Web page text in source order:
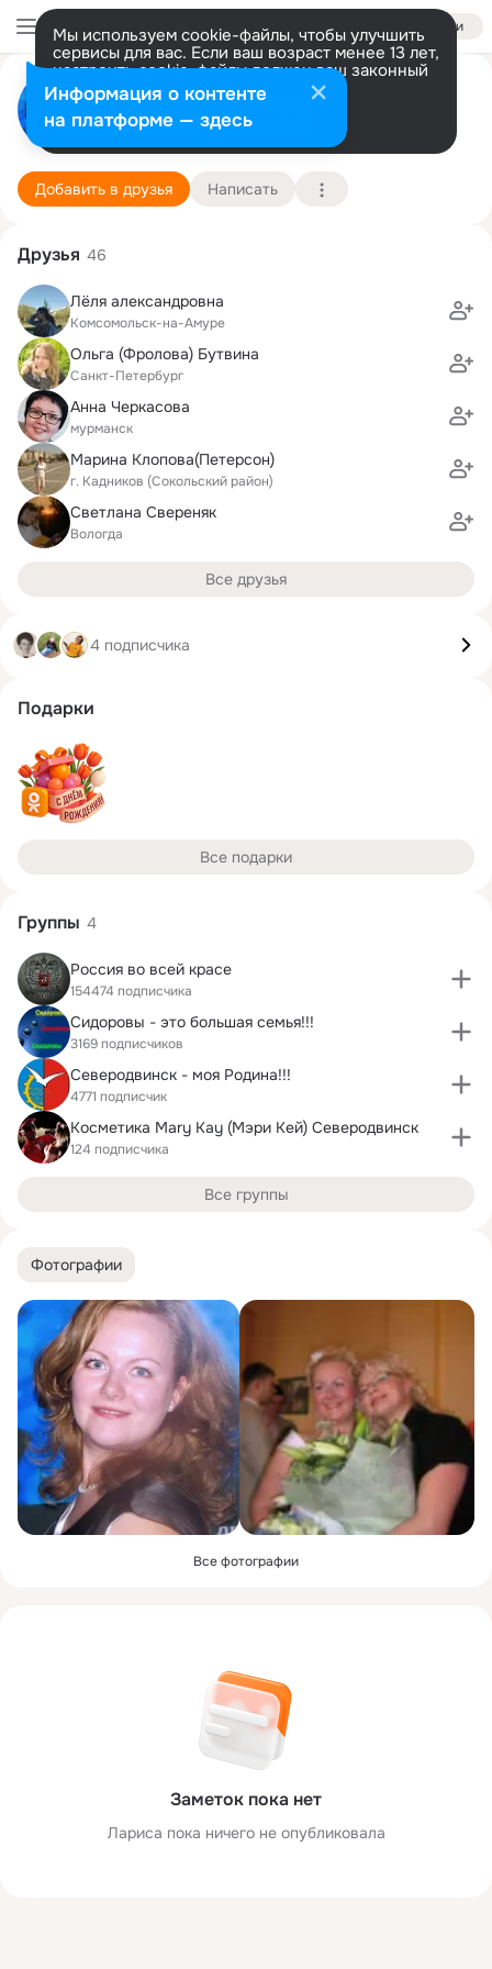
Войти
Мы используем cookie-файлы, чтобы улучшить
сервисы для вас. Если ваш возраст менее 13 лет,
настроить cookie-файлы должен ваш законный
представитель. Больше информации
Разрешить все Настроить
Лариса Клопова (Сидорова)
Вологда 18 октября (45 лет)
Подробнее
Добавить в друзья Написать
Фотографии
Все фотографии
Заметок пока нет
Лариса пока ничего не опубликовала
Друзья 46
Лёля александровна
Комсомольск-на-Амуре
Ольга (Фролова) Бутвина
Санкт-Петербург
Анна Черкасова
мурманск
Марина Клопова(Петерсон)
г. Кадников (Сокольский район)
Светлана Свереняк
Вологда
Все друзья
4 подписчика
Подарки
Все подарки
Группы 4
Россия во всей красе
154474 подписчика
Сидоровы - это большая семья!!!
3169 подписчиков
Северодвинск - моя Родина!!!
4771 подписчик
Косметика Mary Kay (Мэри Кей) Северодвинск
124 подписчика
Все группы
Информация о контенте
на платформе — здесь